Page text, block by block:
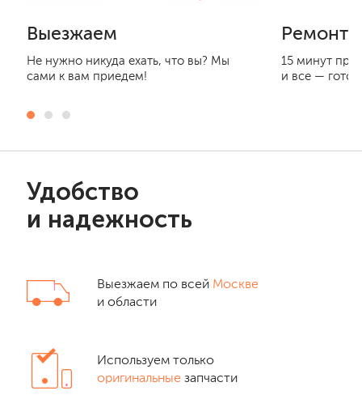
Выезжаем
Не нужно никуда ехать, что вы? Мы
сами к вам приедем!
15 минут
и все —
Удобство
и надежность
Выезжаем по всей Москве
и области
Используем только
оригинальные запчасти